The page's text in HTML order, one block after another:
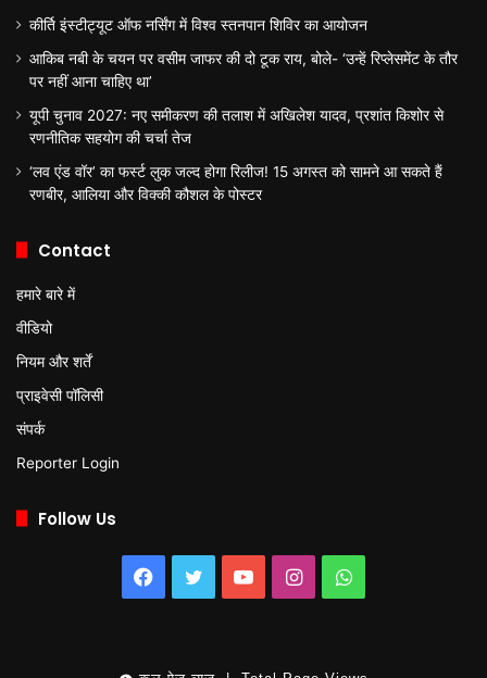
कीर्ति इंस्टीट्यूट ऑफ नर्सिंग में विश्व स्तनपान शिविर का आयोजन
आकिब नबी के चयन पर वसीम जाफर की दो टूक राय, बोले- ‘उन्हें रिप्लेसमेंट के तौर
पर नहीं आना चाहिए था’
यूपी चुनाव 2027: नए समीकरण की तलाश में अखिलेश यादव, प्रशांत किशोर से
रणनीतिक सहयोग की चर्चा तेज
‘लव एंड वॉर’ का फर्स्ट लुक जल्द होगा रिलीज! 15 अगस्त को सामने आ सकते हैं
रणबीर, आलिया और विक्की कौशल के पोस्टर
Contact
हमारे बारे में
वीडियो
नियम और शर्तें
प्राइवेसी पॉलिसी
संपर्क
Reporter Login
Follow Us
Facebook
TwitterYouTubeInstagramWhatsApp